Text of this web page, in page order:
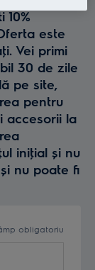
10%
este
Vei primi
30 de zile
pe site,
pentru
accesorii la
iniţial și nu
nu poate fi
obligatoriu